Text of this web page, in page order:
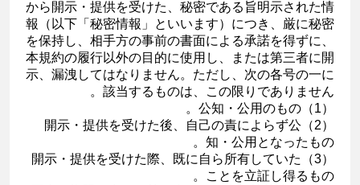
から開示・提供を受けた、秘密である旨明示された情
報（以下「秘密情報」といいます）につき、厳に秘密
を保持し、相手方の事前の書面による承諾を得ずに、
本規約の履行以外の目的に使用し、または第三者に開
示、漏洩してはなりません。ただし、次の各号の一に
該当するものは、この限りでありません。
（1）公知・公用のもの。
（2）開示・提供を受けた後、自己の責によらず公
知・公用となったもの。
（3）開示・提供を受けた際、既に自ら所有していた
ことを立証し得るもの。